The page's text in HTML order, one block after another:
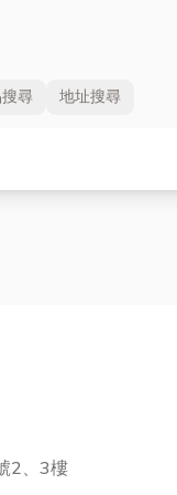
搜尋 地址搜尋
2、3樓